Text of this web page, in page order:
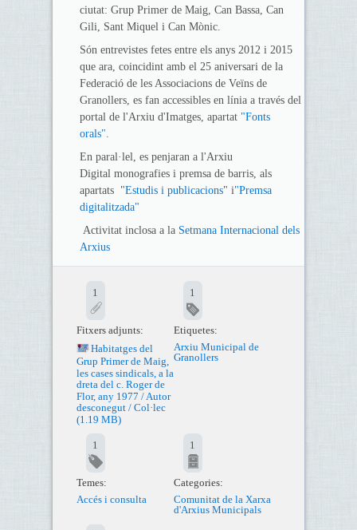
ciutat: Grup Primer de Maig, Can Bassa, Can
Gili, Sant Miquel i Can Mònic.
Són entrevistes fetes entre els anys 2012 i 2015
que ara, coincidint amb el 25 aniversari de la
Federació de les Associacions de Veïns de
Granollers, es fan accessibles en línia a través del
portal de l'Arxiu d'Imatges, apartat "Fonts
orals".
En paral·lel, es penjaran a l'Arxiu
Digital monografies i premsa de barris, als
apartats "Estudis i publicacions" i"Premsa
digitalitzada"
Activitat inclosa a la Setmana Internacional dels
Arxius
1
Fitxers adjunts:
Habitatges del
Grup Primer de Maig,
les cases sindicals, a la
dreta del c. Roger de
Flor, any 1977 / Autor
desconegut / Col·lec
(1.19 MB)
1
Etiquetes:
Arxiu Municipal de
Granollers
1
Temes:
Accés i consulta
1
Categories:
Comunitat de la Xarxa
d'Arxius Municipals